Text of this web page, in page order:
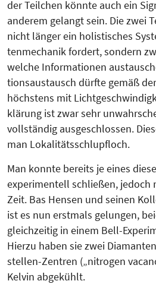
der Teilchen könn­te auch ein
anderem gelangt sein. Die zwei
nicht länger ein holis­ti­sches
ten­me­chanik fordert, sondern
welche In­for­­ma­­tio­­­nen
tions­­­austausch dürfte gemäß
höchstens mit
klä­­rung ist zwar sehr
vollständig aus­ge­schlos­­­sen.
man Lokalitätsschlupfloch.
Man konnte bereits je eines
experimentell schließen, jedoch
Zeit. Bas Hensen und seinen
ist es nun erstmals gelungen,
gleichzeitig in einem Bell-
Hierzu haben sie zwei
stel­­len-Zentren („nitrogen
Kelvin abgekühlt.